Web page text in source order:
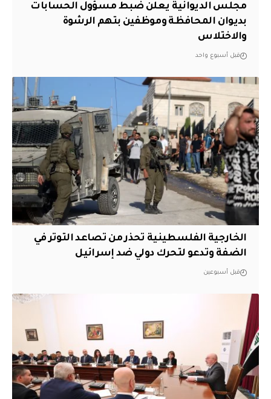
مجلس الديوانية يعلن ضبط مسؤول الحسابات
بديوان المحافظة وموظفين بتهم الرشوة
والاختلاس
قبل أسبوع واحد
الخارجية الفلسطينية تحذر من تصاعد التوتر في
الضفة وتدعو لتحرك دولي ضد إسرائيل
قبل أسبوعين